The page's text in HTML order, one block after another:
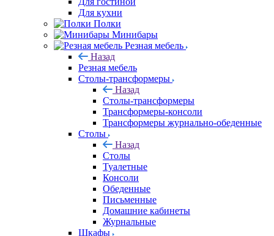
Для кухни
Полки
Минибары
Резная мебель
Назад
Резная мебель
Столы-трансформеры
Назад
Столы-трансформеры
Трансформеры-консоли
Трансформеры журнально-обеденные
Столы
Назад
Столы
Туалетные
Консоли
Обеденные
Письменные
Домашние кабинеты
Журнальные
Шкафы